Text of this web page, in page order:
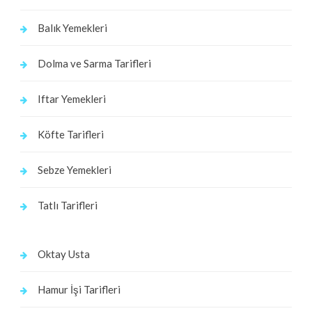
Balık Yemekleri
Dolma ve Sarma Tarifleri
Iftar Yemekleri
Köfte Tarifleri
Sebze Yemekleri
Tatlı Tarifleri
Oktay Usta
Hamur İşi Tarifleri